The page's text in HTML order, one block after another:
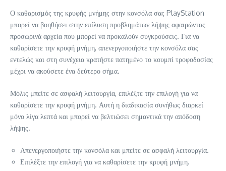
Ο καθαρισμός της κρυφής μνήμης στην κονσόλα σας PlayStation
μπορεί να βοηθήσει στην επίλυση προβλημάτων λήψης αφαιρώντας
προσωρινά αρχεία που μπορεί να προκαλούν συγκρούσεις. Για να
καθαρίσετε την κρυφή μνήμη, απενεργοποιήστε την κονσόλα σας
εντελώς και στη συνέχεια κρατήστε πατημένο το κουμπί τροφοδοσίας
μέχρι να ακούσετε ένα δεύτερο σήμα.
Μόλις μπείτε σε ασφαλή λειτουργία, επιλέξτε την επιλογή για να
καθαρίσετε την κρυφή μνήμη. Αυτή η διαδικασία συνήθως διαρκεί
μόνο λίγα λεπτά και μπορεί να βελτιώσει σημαντικά την απόδοση
λήψης.
Απενεργοποιήστε την κονσόλα και μπείτε σε ασφαλή λειτουργία.
Επιλέξτε την επιλογή για να καθαρίσετε την κρυφή μνήμη.